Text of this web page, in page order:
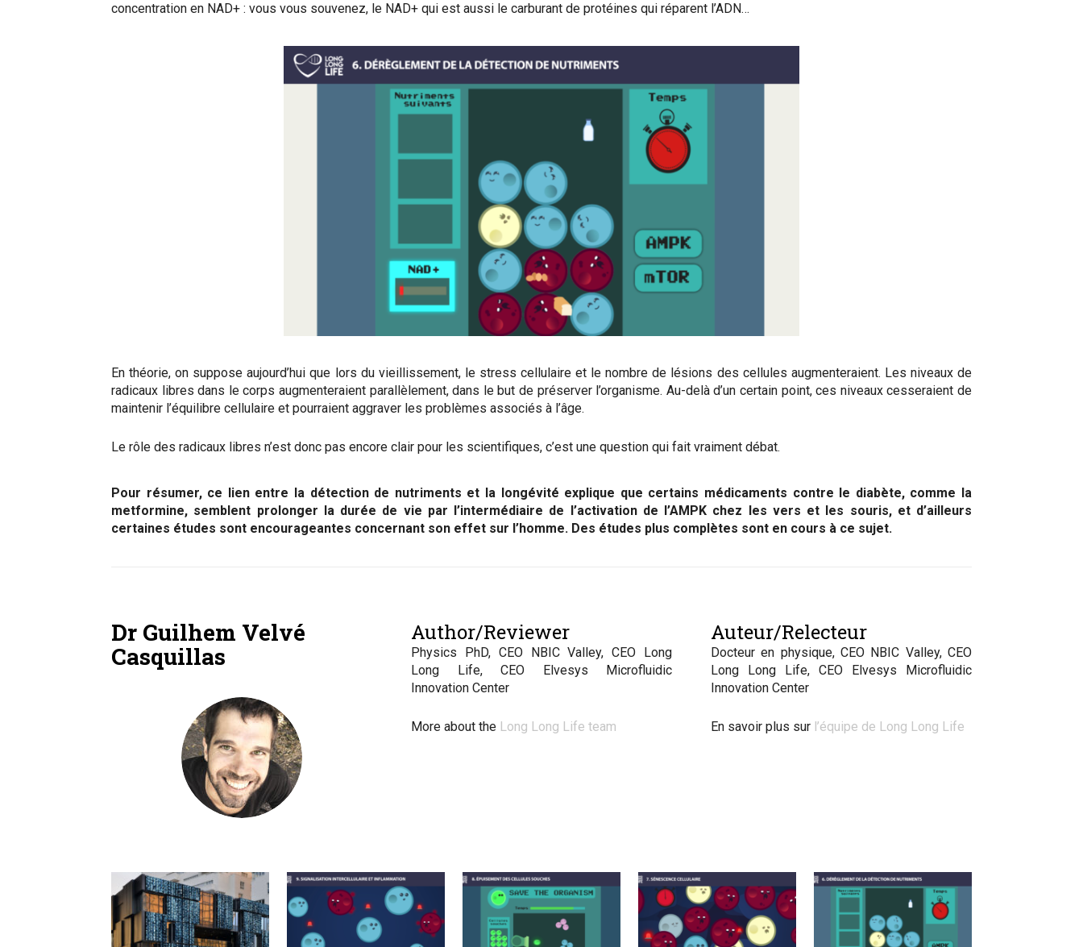
concentration en NAD+ : vous vous souvenez, le NAD+ qui est aussi le carburant de protéines qui réparent l’ADN…
En théorie, on suppose aujourd’hui que lors du vieillissement, le stress cellulaire et le nombre de lésions des cellules augmenteraient. Les niveaux de
radicaux libres dans le corps augmenteraient parallèlement, dans le but de préserver l’organisme. Au-delà d’un certain point, ces niveaux cesseraient de
maintenir l’équilibre cellulaire et pourraient aggraver les problèmes associés à l’âge.
Le rôle des radicaux libres n’est donc pas encore clair pour les scientifiques, c’est une question qui fait vraiment débat.
Pour résumer, ce lien entre la détection de nutriments et la longévité explique que certains médicaments contre le diabète, comme la
metformine, semblent prolonger la durée de vie par l’intermédiaire de l’activation de l’AMPK chez les vers et les souris, et d’ailleurs
certaines études sont encourageantes concernant son effet sur l’homme. Des études plus complètes sont en cours à ce sujet.
Dr Guilhem Velvé
Casquillas
Author/Reviewer Auteur/Relecteur
Physics PhD, CEO NBIC Valley, CEO Long
Long Life, CEO Elvesys Microfluidic
Innovation Center
More about the Long Long Life team
Docteur en physique, CEO NBIC Valley, CEO
Long Long Life, CEO Elvesys Microfluidic
Innovation Center
En savoir plus sur l’équipe de Long Long Life